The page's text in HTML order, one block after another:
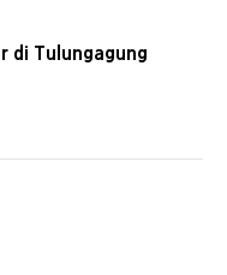
di Tulungagung